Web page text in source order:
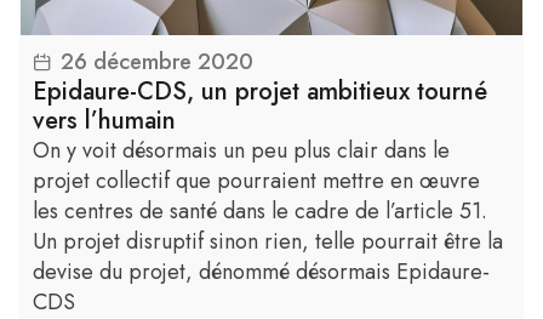
Lire la suite
26 décembre 2020
Epidaure-CDS, un projet ambitieux tourné
vers l’humain
On y voit désormais un peu plus clair dans le
projet collectif que pourraient mettre en œuvre
les centres de santé dans le cadre de l’article 51.
Un projet disruptif sinon rien, telle pourrait être la
devise du projet, dénommé désormais Epidaure-
CDS